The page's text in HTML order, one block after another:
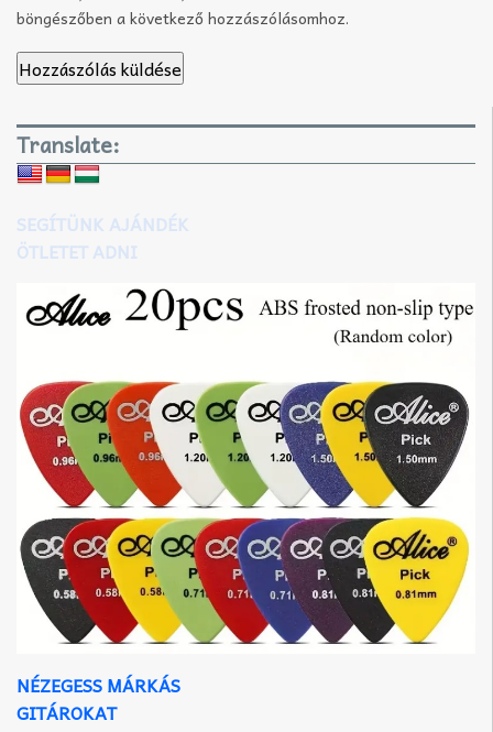
böngészőben a következő hozzászólásomhoz.
Translate:
SEGÍTÜNK AJÁNDÉK
ÖTLETET ADNI
NÉZEGESS MÁRKÁS
GITÁROKAT